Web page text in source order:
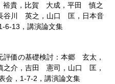
裕貴，比賀 大成，平田 慎之
谷川 英之，山口 匡，日本音
6-13，講演論文集
評価の基礎検討：本郷 玄太，
介，吉田 憲司，山口 匡，
会，1-7-2，講演論文集